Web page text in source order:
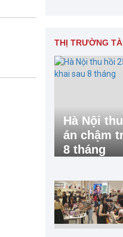
THỊ TRƯỜNG
Hà Nội
án chậm
8 tháng